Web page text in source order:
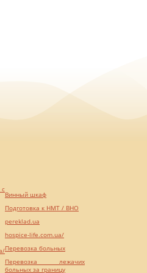
Винный шкаф
Подготовка к НМТ / ВНО
pereklad.ua
hospice-life.com.ua/
Перевозка больных
Перевозка лежачих
больных за границу